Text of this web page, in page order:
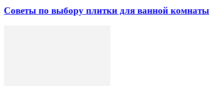
Советы по выбору плитки для ванной комнаты